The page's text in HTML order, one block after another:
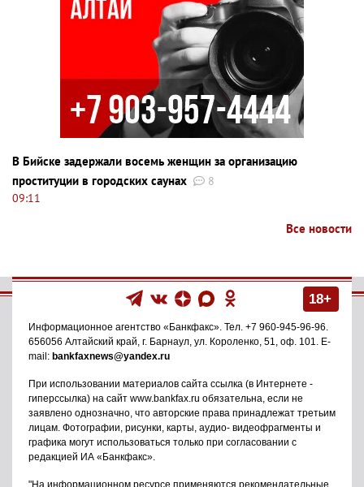
В Бийске задержали восемь женщин за организацию
проституции в городских саунах
8
09:11
Все новости
18+
Информационное агентство «Банкфакс». Тел. +7 960-945-96-96.
656056 Алтайский край, г. Барнаул, ул. Короленко, 51, оф. 101. E-
mail: bankfaxnews@yandex.ru
При использовании материалов сайта ссылка (в Интернете -
гиперссылка) на сайт www.bankfax.ru обязательна, если не
заявлено однозначно, что авторские права принадлежат третьим
лицам. Фотографии, рисунки, карты, аудио- видеофрагменты и
графика могут использоваться только при согласовании с
редакцией ИА «Банкфакс».
"На информационном ресурсе применяются рекомендательные